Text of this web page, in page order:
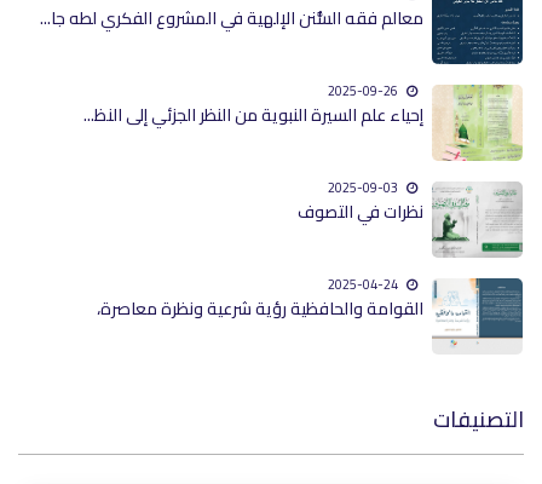
معالم فقه السُّنن الإلهية في المشروع الفكري لطه جا...
إحياء علم السيرة النبوية من النظر الجزئي إلى النظ...
نظرات في التصوف
القوامة والحافظية رؤية شرعية ونظرة معاصرة،
التصنيفات